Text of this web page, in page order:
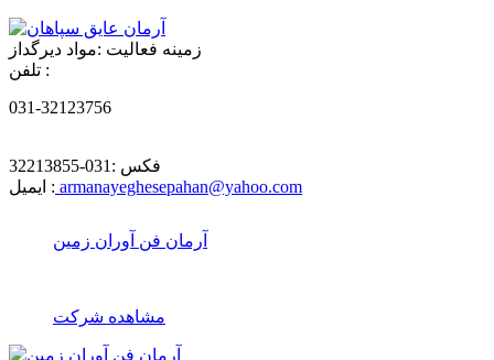
زمینه فعالیت :مواد دیرگداز
تلفن :
031-32123756
فکس : 031-32213855
ایمیل : armanayeghesepahan@yahoo.com
آرمان فن آوران زمين
مشاهده شرکت